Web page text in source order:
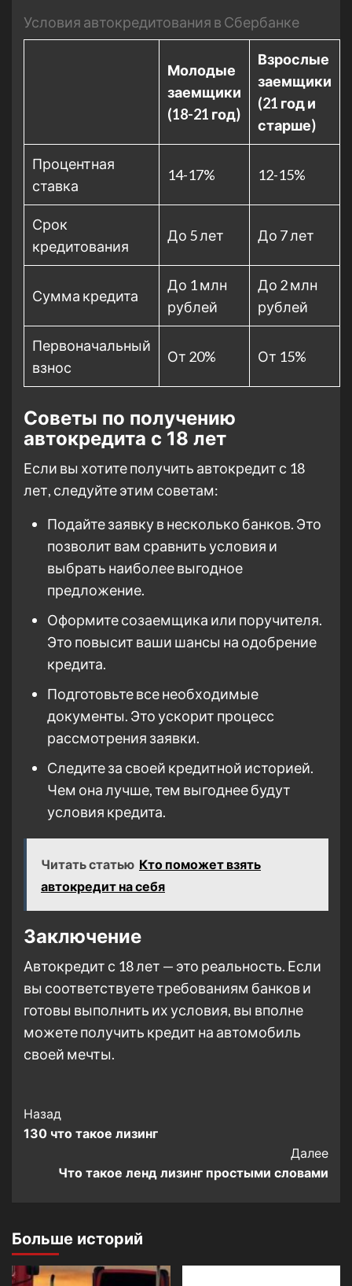
Условия автокредитования в Сбербанке
Молодые
заемщики
(18-21 год)
Взрослые
заемщики
(21 год и
старше)
Процентная
ставка
14-17% 12-15%
Срок
кредитования
До 5 лет До 7 лет
Сумма кредита
До 1 млн
рублей
До 2 млн
рублей
Первоначальный
взнос
От 20% От 15%
Советы по получению
автокредита с 18 лет
Если вы хотите получить автокредит с 18
лет, следуйте этим советам:
Подайте заявку в несколько банков. Это
позволит вам сравнить условия и
выбрать наиболее выгодное
предложение.
Оформите созаемщика или поручителя.
Это повысит ваши шансы на одобрение
кредита.
Подготовьте все необходимые
документы. Это ускорит процесс
рассмотрения заявки.
Следите за своей кредитной историей.
Чем она лучше, тем выгоднее будут
условия кредита.
Читать статью Кто поможет взять
автокредит на себя
Заключение
Автокредит с 18 лет — это реальность. Если
вы соответствуете требованиям банков и
готовы выполнить их условия, вы вполне
можете получить кредит на автомобиль
своей мечты.
Post
Navigation
Назад
130 что такое лизинг
Далее
Что такое ленд лизинг простыми словами
Больше историй